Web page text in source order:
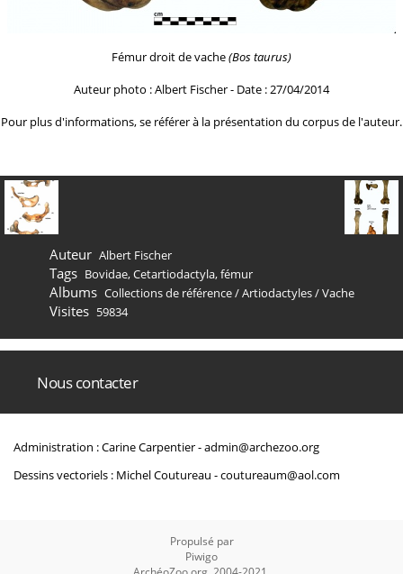
Fémur droit de vache(Bos taurus)
Auteur photo : Albert Fischer - Date : 27/04/2014
Pour plus d'informations, se référer à la présentation du corpus de l'auteur.
Auteur Albert Fischer
Tags Bovidae,Cetartiodactyla,fémur
Albums Collections de référence/Artiodactyles/Vache
Visites 59834
Nous contacter
Administration : Carine Carpentier -admin@archezoo.org
Dessins vectoriels : Michel Coutureau -coutureaum@aol.com
Propulsé par
Piwigo